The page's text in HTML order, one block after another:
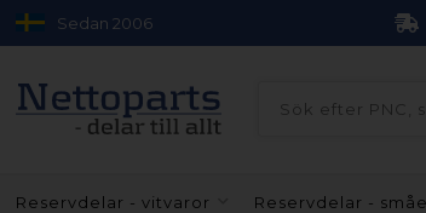
Sedan 2006
Reservdelar - vitvaror Reservdelar -